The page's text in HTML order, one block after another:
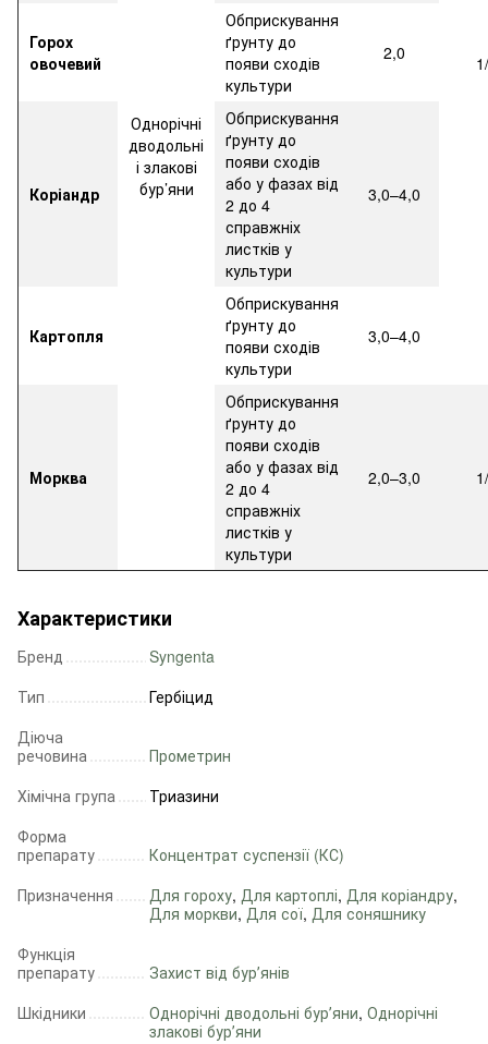
Однорічні
дводольні
і злакові
бур’яни
Горох
овочевий
Обприскування
ґрунту до
появи сходів
культури
2,0
Коріандр
Обприскування
ґрунту до
появи сходів
або у фазах від
2 до 4
справжніх
листків у
культури
3,0–4,0
Картопля
Обприскування
ґрунту до
появи сходів
культури
3,0–4,0
Морква
Обприскування
ґрунту до
появи сходів
або у фазах від
2 до 4
справжніх
листків у
культури
2,0–3,0
Характеристики
Бренд
Syngenta
Тип
Гербіцид
Діюча
речовина
Прометрин
Хімічна група
Триазини
Форма
препарату
Концентрат суспензії (КС)
Призначення
Для гороху, Для картоплі, Для коріандру,
Для моркви, Для сої, Для соняшнику
Функція
препарату
Захист від бурʼянів
Шкідники
Однорічні дводольні бурʼяни, Однорічні
злакові бурʼяни